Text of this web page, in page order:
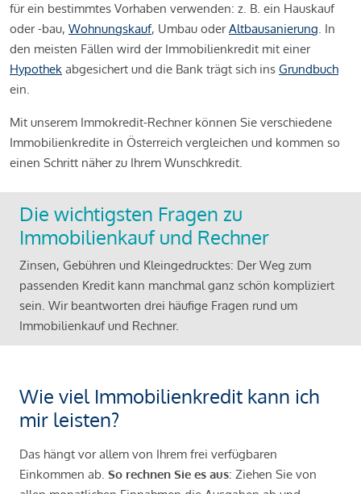
für ein bestimmtes Vorhaben verwenden: z. B. ein Hauskauf
oder -bau, Wohnungskauf, Umbau oderAltbausanierung. In
den meisten Fällen wird der Immobilienkredit mit einer
Hypothek abgesichert und die Bank trägt sich ins Grundbuch
ein.
Mit unserem Immokredit-Rechner können Sie verschiedene
Immobilienkredite in Österreich vergleichen und kommen so
einen Schritt näher zu Ihrem Wunschkredit.
Die wichtigsten Fragen zu
Immobilienkauf und Rechner
Zinsen, Gebühren und Kleingedrucktes: Der Weg zum
passenden Kredit kann manchmal ganz schön kompliziert
sein. Wir beantworten drei häufige Fragen rund um
Immobilienkauf und Rechner.
Wie viel Immobilienkredit kann ich
mir leisten?
Das hängt vor allem von Ihrem frei verfügbaren
Einkommen ab. So rechnen Sie es aus: Ziehen Sie von